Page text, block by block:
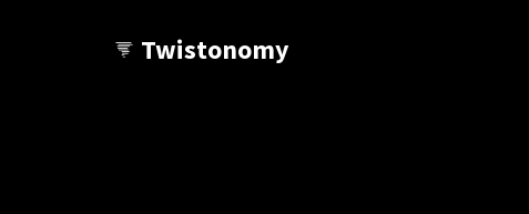
Twistonomy